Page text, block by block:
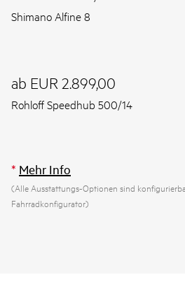
Shimano Alfine 8
ab EUR 2.899,00
Rohloff Speedhub 500/14
* Mehr Info
(Alle Ausstattungs-Optionen sind
Fahrradkonfigurator)